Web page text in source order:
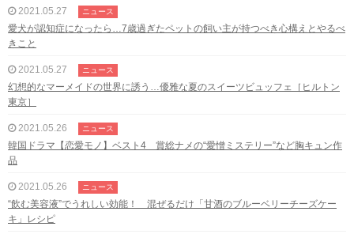
2021.05.27 ニュース
愛犬が認知症になったら…7歳過ぎたペットの飼い主が持つべき心構えとやるべ
きこと
2021.05.27 ニュース
幻想的なマーメイドの世界に誘う…優雅な夏のスイーツビュッフェ［ヒルトン
東京］
2021.05.26 ニュース
韓国ドラマ【恋愛モノ】ベスト4 賞総ナメの“愛憎ミステリー”など胸キュン作
品
2021.05.26 ニュース
“飲む美容液”でうれしい効能！ 混ぜるだけ「甘酒のブルーベリーチーズケー
キ」レシピ